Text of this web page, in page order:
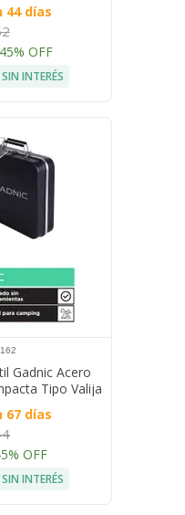
44 días
45% OFF
INTERÉS
Gadnic Acero
Tipo Valija
67 días
OFF
INTERÉS